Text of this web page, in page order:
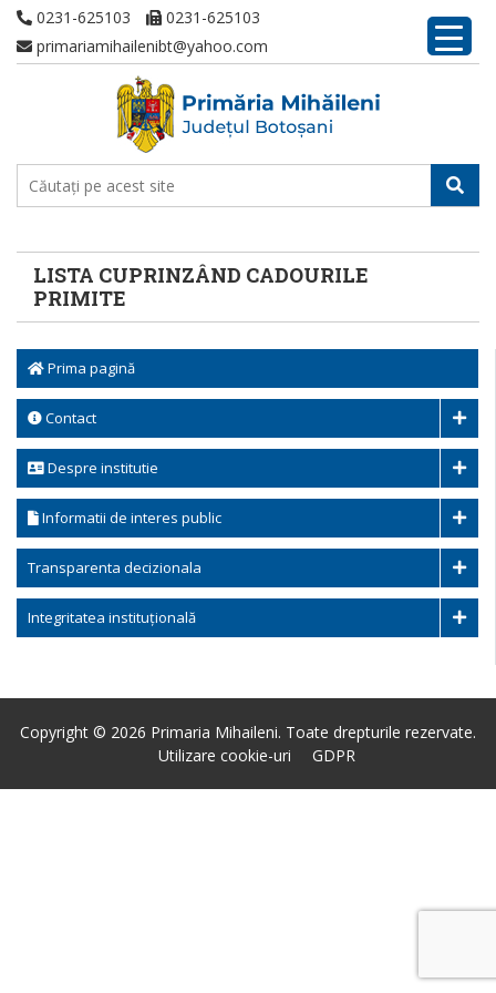
0231-625103
0231-625103
primariamihailenibt@yahoo.com
LISTA CUPRINZÂND CADOURILE
PRIMITE
Prima pagină
Contact
Despre institutie
Informatii de interes public
Transparenta decizionala
Integritatea instituțională
Copyright © 2026 Primaria Mihaileni. Toate drepturile rezervate.
Utilizare cookie-uri
GDPR